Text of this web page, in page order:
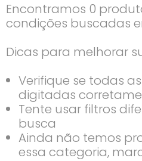
Encontramos 0
condições buscadas
Dicas para melhorar
Verifique se todas
digitadas
Tente usar filtros
busca
Ainda não temos
essa categoria,